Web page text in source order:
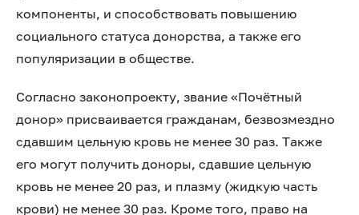
компоненты, и способствовать повышению
социального статуса донорства, а также его
популяризации в обществе.
Согласно законопроекту, звание «Почётный
донор» присваивается гражданам, безвозмездно
сдавшим цельную кровь не менее 30 раз. Также
его могут получить доноры, сдавшие цельную
кровь не менее 20 раз, и плазму (жидкую часть
крови) не менее 30 раз. Кроме того, право на